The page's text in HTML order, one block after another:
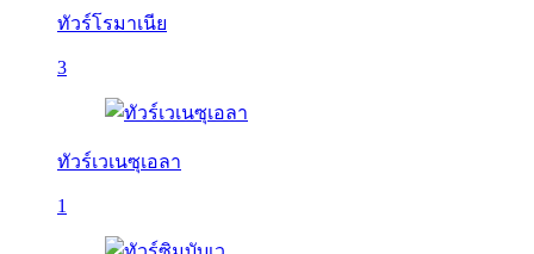
ทัวร์โรมาเนีย
3
ทัวร์เวเนซุเอลา
1